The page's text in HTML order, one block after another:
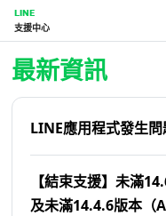
LINE
支援中心
首頁 | LINE支援中心
最新資訊
LINE應用程式發生
【結束支援】未滿
及未滿14.4.6版本（